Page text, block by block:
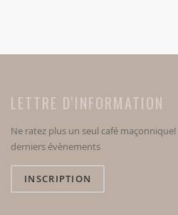
LETTRE D'INFORMATION
Ne ratez plus un seul café
derniers évènements
INSCRIPTION